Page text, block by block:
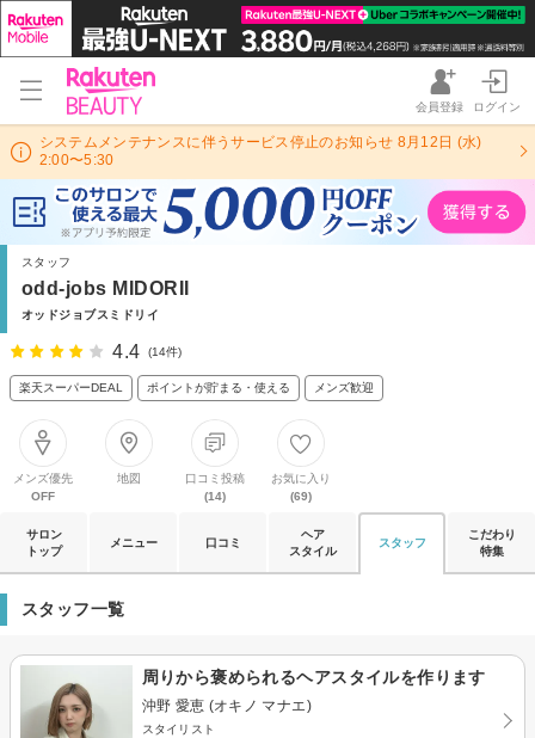
会員登録 ログイン
システムメンテナンスに伴うサービス停止のお知らせ 8月12日 (水)
2:00〜5:30
スタッフ
odd-jobs MIDORII
オッドジョブスミドリイ
4.4 (14件)
楽天スーパーDEAL ポイントが貯まる・使える メンズ歓迎
メンズ優先
OFF
地図
口コミ投稿
(14)
お気に入り
(69)
サロン
トップ
メニュー 口コミ
ヘア
スタイル
スタッフ
こだわり
特集
スタッフ一覧
周りから褒められるヘアスタイルを作ります
沖野 愛恵 (オキノ マナエ)
スタイリスト